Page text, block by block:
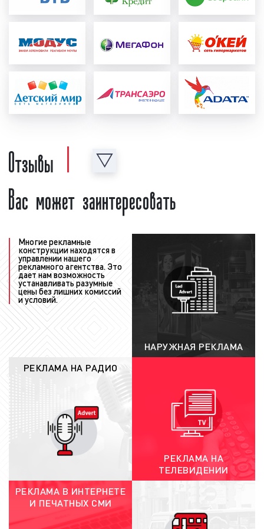
соответствующие корректировки и
формирование медиаплана:
после создания и
проверки рекламного ролика формируется
график выхода рекламы в эфире
радиостанции, который называется
"медиаплан". В медиаплане отображается
важная информация, а именно: период
количество выходов рекламы в день, общее
количество выходов рекламы за период, доля
радио. Также в медиаплане может
содержаться иная информация, важная с
согласование медиаплана с
рекламодателем
: после того, как график
рекламы (медиаплан) сформирован, наши
менеджеры согласуют его с заказчиком.
При необходимости в медиаплан
вносятся корректировки с учетом
замечаний, сделанных заказчиком.
Рекламодатель может менять время
выхода рекламы, количество выходов
рекламы в день и за период, долю
прайма. Корректировки, производимые
заказчиком, приводят к изменению цены.
Поэтому, после каждого исправления
медиаплан согласуется с рекламодателем
заново;
заключение договора:
после согласования
условий выхода рекламы на радио между
заказчиком и нашим агентством заключается
договор. В договоре указываются все
основные положения выхода рекламы, а
также прописываются достигнутые
Отзывы
Вас может заинтересовать
Многие рекламные
конструкции находятся в
управлении нашего
рекламного агентства. Это
дает нам возможность
устанавливать разумные
цены без лишних комиссий
и условий.
НАРУЖНАЯ РЕКЛАМА
РЕКЛАМА НА РАДИО
РЕКЛАМА НА
ТЕЛЕВИДЕНИИ
РЕКЛАМА В ИНТЕРНЕТЕ
И ПЕЧАТНЫХ СМИ